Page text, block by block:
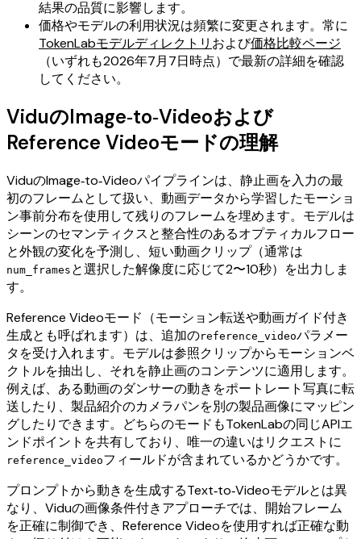
結果の品質に影響します。
価格やモデルの利用状況は頻繁に変更されます。常に
TokenLabモデルディレクトリ および価格比較ページ
（いずれも2026年7月7日時点）で最新の詳細を確認
してください。
ViduのImage‑to‑Videoおよび
Reference Videoモードの理解
ViduのImage‑to‑Videoパイプラインは、静止画を入力の最
初のフレームとして扱い、動画データから学習したモーショ
ン事前分布を使用して残りのフレームを埋めます。モデルは
シーンのセマンティクスと整合性のあるオプティカルフロー
と外観の変化を予測し、短い動画クリップ（通常は
num_frames と選択した解像度に応じて2〜10秒）を出力しま
す。
Reference Videoモード（モーション転送や動画ガイド付き
生成とも呼ばれます）は、追加のreference_videoパラメー
タを受け入れます。モデルは参照クリップからモーションベ
クトルを抽出し、それを静止画のコンテンツに適用します。
例えば、ある動画のダンサーの動きをポートレート写真に転
送したり、製品紹介のカメラパンを別の製品画像にマッピン
グしたりできます。どちらのモードもTokenLabの同じAPIエ
ンドポイントを共有しており、唯一の違いはリクエストに
reference_videoフィールドが含まれているかどうかです。
プロンプトから動きを生成するText‑to‑Videoモデルとは異
なり、Viduの画像条件付きアプローチでは、開始フレーム
を正確に制御でき、Reference Videoを使用すれば正確な動